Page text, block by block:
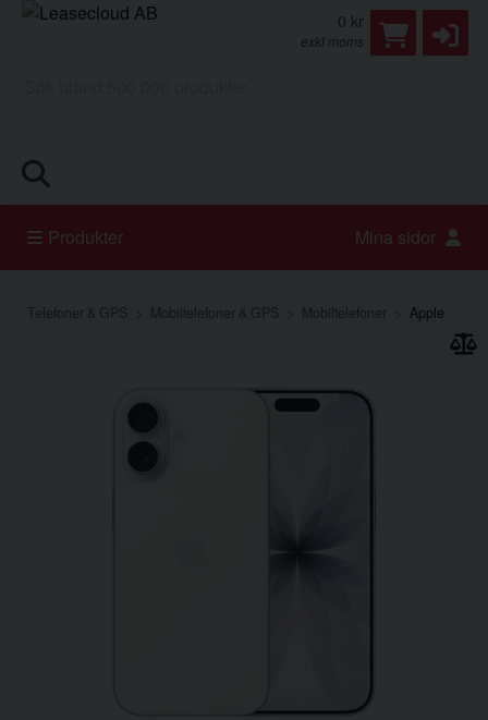
0 kr
exkl moms
Produkter Mina sidor
Telefoner & GPS Mobiltelefoner & GPS Mobiltelefoner Apple